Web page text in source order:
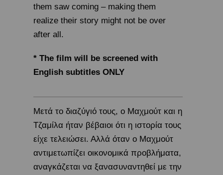
them saw coming – making them
realize their story might not be over
after all.
* The film will be screened with
English subtitles ONLY
Μετά το διαζύγιό τους, ο Μαχμούτ και η
Τζαμίλα ήταν βέβαιοι ότι η ιστορία τους
είχε τελειώσει. Αλλά όταν ο Μαχμούτ
αντιμετωπίζει οικονομικά προβλήματα,
αναγκάζεται να ξανασυναντηθεί με την